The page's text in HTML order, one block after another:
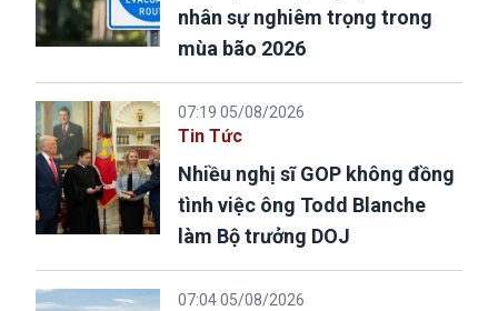
nhân sự nghiêm trọng trong
mùa bão 2026
07:19 05/08/2026
Tin Tức
Nhiều nghị sĩ GOP không đồng
tình việc ông Todd Blanche
làm Bộ trưởng DOJ
07:04 05/08/2026